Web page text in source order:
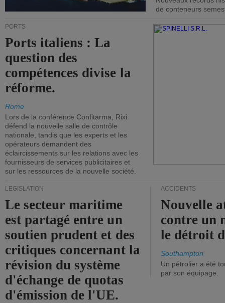
de conteneurs
PORTS
Ports italiens : La
question des
compétences divise la
réforme.
Rome
Lors de la conférence Confitarma, Rixi
défend la nouvelle salle de contrôle
nationale, tandis que les experts et les
opérateurs demandent des
éclaircissements sur les relations avec les
fournisseurs de services publicitaires et
sur les ressources de la nouvelle société.
LÉGISLATION
Le secteur maritime
est partagé entre un
soutien prudent et des
critiques concernant la
révision du système
d'échange de quotas
d'émission de l'UE.
ACCIDENTS
Nouvelle
contre un
le détroit
Southampton
Un pétrolier a été
par son équipage.